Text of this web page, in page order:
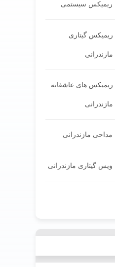
ریمیکس سیستمی
ریمیکس گیتاری
مازندرانی
ریمیکس های عاشقانه
مازندرانی
مداحی مازندرانی
ویس گیتاری مازندرانی